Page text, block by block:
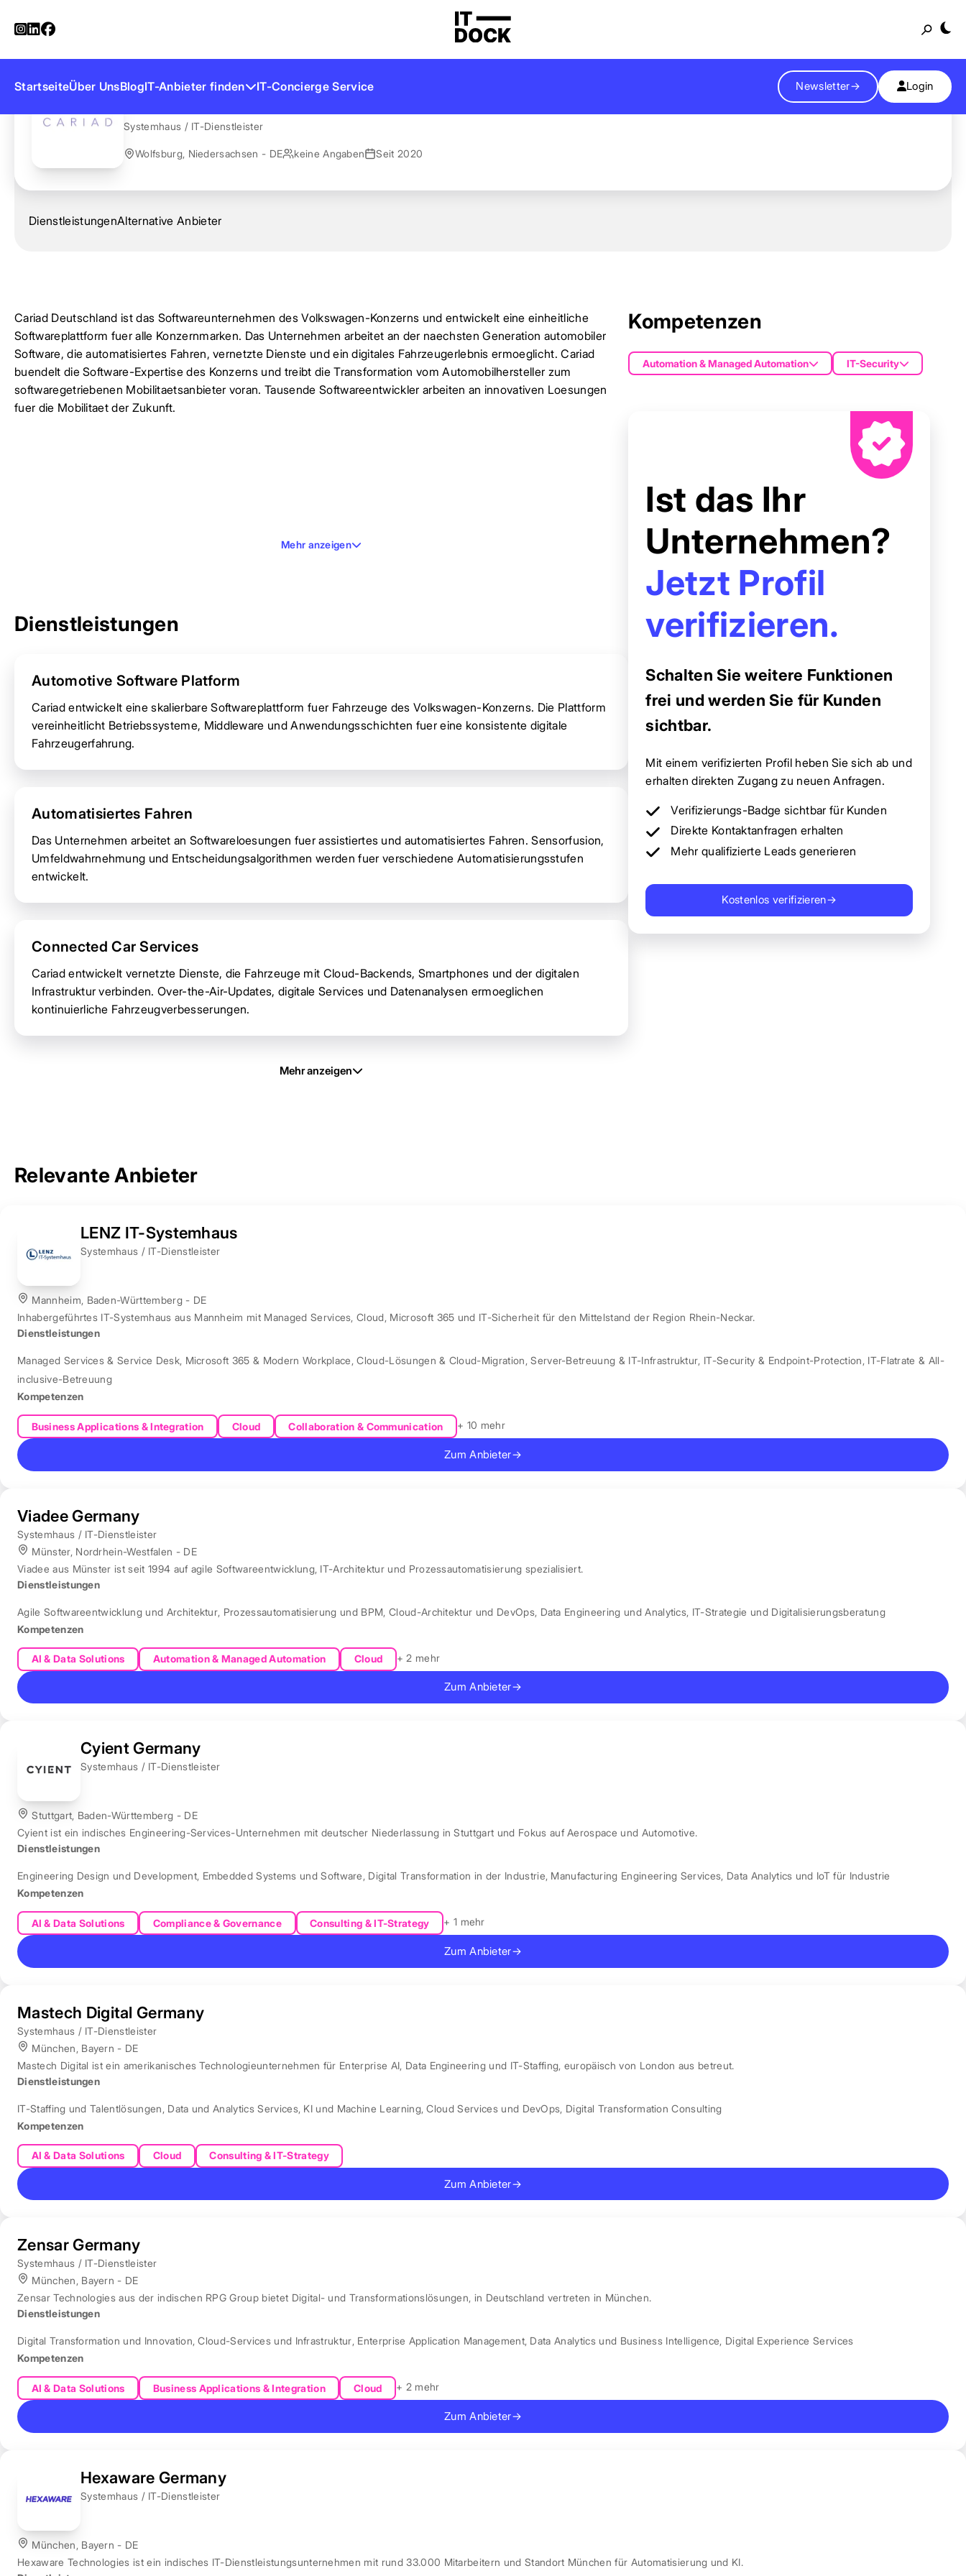
StartseiteÜber UnsBlogIT-Anbieter finden IT-Concierge Service Newsletter→ Login
Startseite
Cariad Deutschland
Systemhaus / IT-Dienstleister
Wolfsburg, Niedersachsen - DE keine Angaben Seit 2020
DienstleistungenAlternative Anbieter
Cariad Deutschland ist das Softwareunternehmen des Volkswagen-Konzerns und entwickelt eine einheitliche
Softwareplattform fuer alle Konzernmarken. Das Unternehmen arbeitet an der naechsten Generation automobiler
Software, die automatisiertes Fahren, vernetzte Dienste und ein digitales Fahrzeugerlebnis ermoeglicht. Cariad
buendelt die Software-Expertise des Konzerns und treibt die Transformation vom Automobilhersteller zum
softwaregetriebenen Mobilitaetsanbieter voran. Tausende Softwareentwickler arbeiten an innovativen Loesungen
fuer die Mobilitaet der Zukunft.
Mehr anzeigen
Dienstleistungen
Automotive Software Platform
Cariad entwickelt eine skalierbare Softwareplattform fuer Fahrzeuge des Volkswagen-Konzerns. Die Plattform
vereinheitlicht Betriebssysteme, Middleware und Anwendungsschichten fuer eine konsistente digitale
Fahrzeugerfahrung.
Automatisiertes Fahren
Das Unternehmen arbeitet an Softwareloesungen fuer assistiertes und automatisiertes Fahren. Sensorfusion,
Umfeldwahrnehmung und Entscheidungsalgorithmen werden fuer verschiedene Automatisierungsstufen
entwickelt.
Connected Car Services
Cariad entwickelt vernetzte Dienste, die Fahrzeuge mit Cloud-Backends, Smartphones und der digitalen
Infrastruktur verbinden. Over-the-Air-Updates, digitale Services und Datenanalysen ermoeglichen
kontinuierliche Fahrzeugverbesserungen.
Mehr anzeigen
Kompetenzen
Automation & Managed Automation IT-Security
Ist das Ihr
Unternehmen?
Jetzt Profil
verifizieren.
Schalten Sie weitere Funktionen
frei und werden Sie für Kunden
sichtbar.
Mit einem verifizierten Profil heben Sie sich ab und
erhalten direkten Zugang zu neuen Anfragen.
Verifizierungs-Badge sichtbar für Kunden
Direkte Kontaktanfragen erhalten
Mehr qualifizierte Leads generieren
Kostenlos verifizieren→
Relevante Anbieter
LENZ IT-Systemhaus
Systemhaus / IT-Dienstleister
Mannheim, Baden-Württemberg - DE
Inhabergeführtes IT-Systemhaus aus Mannheim mit Managed Services, Cloud, Microsoft 365 und IT-Sicherheit für den Mittelstand der Region Rhein-Neckar.
Dienstleistungen
Managed Services & Service Desk, Microsoft 365 & Modern Workplace,Cloud-Lösungen & Cloud-Migration,Server-Betreuung & IT-Infrastruktur, IT-Security & Endpoint-Protection, IT-Flatrate & All-
inclusive-Betreuung
Kompetenzen
Business Applications & Integration Cloud Collaboration & Communication + 10 mehr
Zum Anbieter→
Viadee Germany
Systemhaus / IT-Dienstleister
Münster, Nordrhein-Westfalen - DE
Viadee aus Münster ist seit 1994 auf agile Softwareentwicklung, IT-Architektur und Prozessautomatisierung spezialisiert.
Dienstleistungen
Agile Softwareentwicklung und Architektur, Prozessautomatisierung und BPM, Cloud-Architektur und DevOps, Data Engineering und Analytics, IT-Strategie und Digitalisierungsberatung
Kompetenzen
AI & Data Solutions Automation & Managed Automation Cloud + 2 mehr
Zum Anbieter→
Cyient Germany
Systemhaus / IT-Dienstleister
Stuttgart, Baden-Württemberg - DE
Cyient ist ein indisches Engineering-Services-Unternehmen mit deutscher Niederlassung in Stuttgart und Fokus auf Aerospace und Automotive.
Dienstleistungen
Engineering Design und Development, Embedded Systems und Software, Digital Transformation in der Industrie, Manufacturing Engineering Services, Data Analytics und IoT für Industrie
Kompetenzen
AI & Data Solutions Compliance & Governance Consulting & IT-Strategy + 1 mehr
Zum Anbieter→
Mastech Digital Germany
Systemhaus / IT-Dienstleister
München, Bayern - DE
Mastech Digital ist ein amerikanisches Technologieunternehmen für Enterprise AI, Data Engineering und IT-Staffing, europäisch von London aus betreut.
Dienstleistungen
IT-Staffing und Talentlösungen, Data und Analytics Services, KI und Machine Learning,Cloud Services und DevOps, Digital Transformation Consulting
Kompetenzen
AI & Data Solutions Cloud Consulting & IT-Strategy
Zum Anbieter→
Zensar Germany
Systemhaus / IT-Dienstleister
München, Bayern - DE
Zensar Technologies aus der indischen RPG Group bietet Digital- und Transformationslösungen, in Deutschland vertreten in München.
Dienstleistungen
Digital Transformation und Innovation,Cloud-Services und Infrastruktur, Enterprise Application Management, Data Analytics und Business Intelligence, Digital Experience Services
Kompetenzen
AI & Data Solutions Business Applications & Integration Cloud + 2 mehr
Zum Anbieter→
Hexaware Germany
Systemhaus / IT-Dienstleister
München, Bayern - DE
Hexaware Technologies ist ein indisches IT-Dienstleistungsunternehmen mit rund 33.000 Mitarbeitern und Standort München für Automatisierung und KI.